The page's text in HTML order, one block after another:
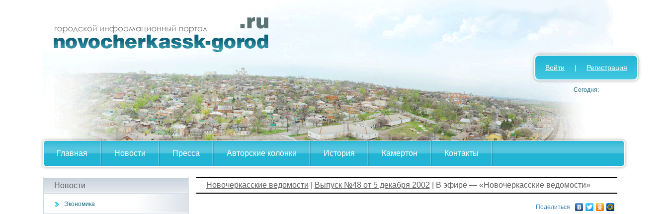
Главная Новости Пресса Авторские колонки История Камертон Контакты
Войти | Регистрация
Сегодня:
Новости
Экономика
Новочеркасские ведомости Выпуск №48 от 5 декабря 2002 | В эфире — «Новочеркасские ведомости»
Поделиться